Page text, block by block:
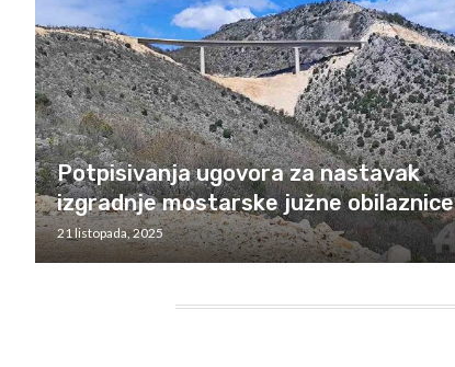
Potpisivanja ugovora za nastavak
izgradnje mostarske južne obilaznice
21 listopada, 2025